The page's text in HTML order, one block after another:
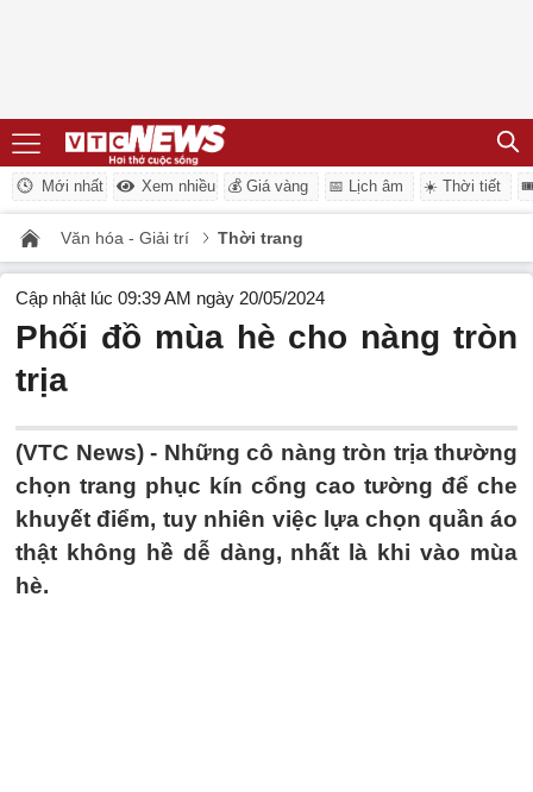
Mới nhất Xem nhiều 💰 Giá vàng 📅 Lịch âm ☀️ Thời tiết
Văn hóa - Giải trí Thời trang
Cập nhật lúc 09:39 AM ngày 20/05/2024
Phối đồ mùa hè cho nàng tròn
trịa
(VTC News) - Những cô nàng tròn trịa thường
chọn trang phục kín cổng cao tường để che
khuyết điểm, tuy nhiên việc lựa chọn quần áo
thật không hề dễ dàng, nhất là khi vào mùa
hè.